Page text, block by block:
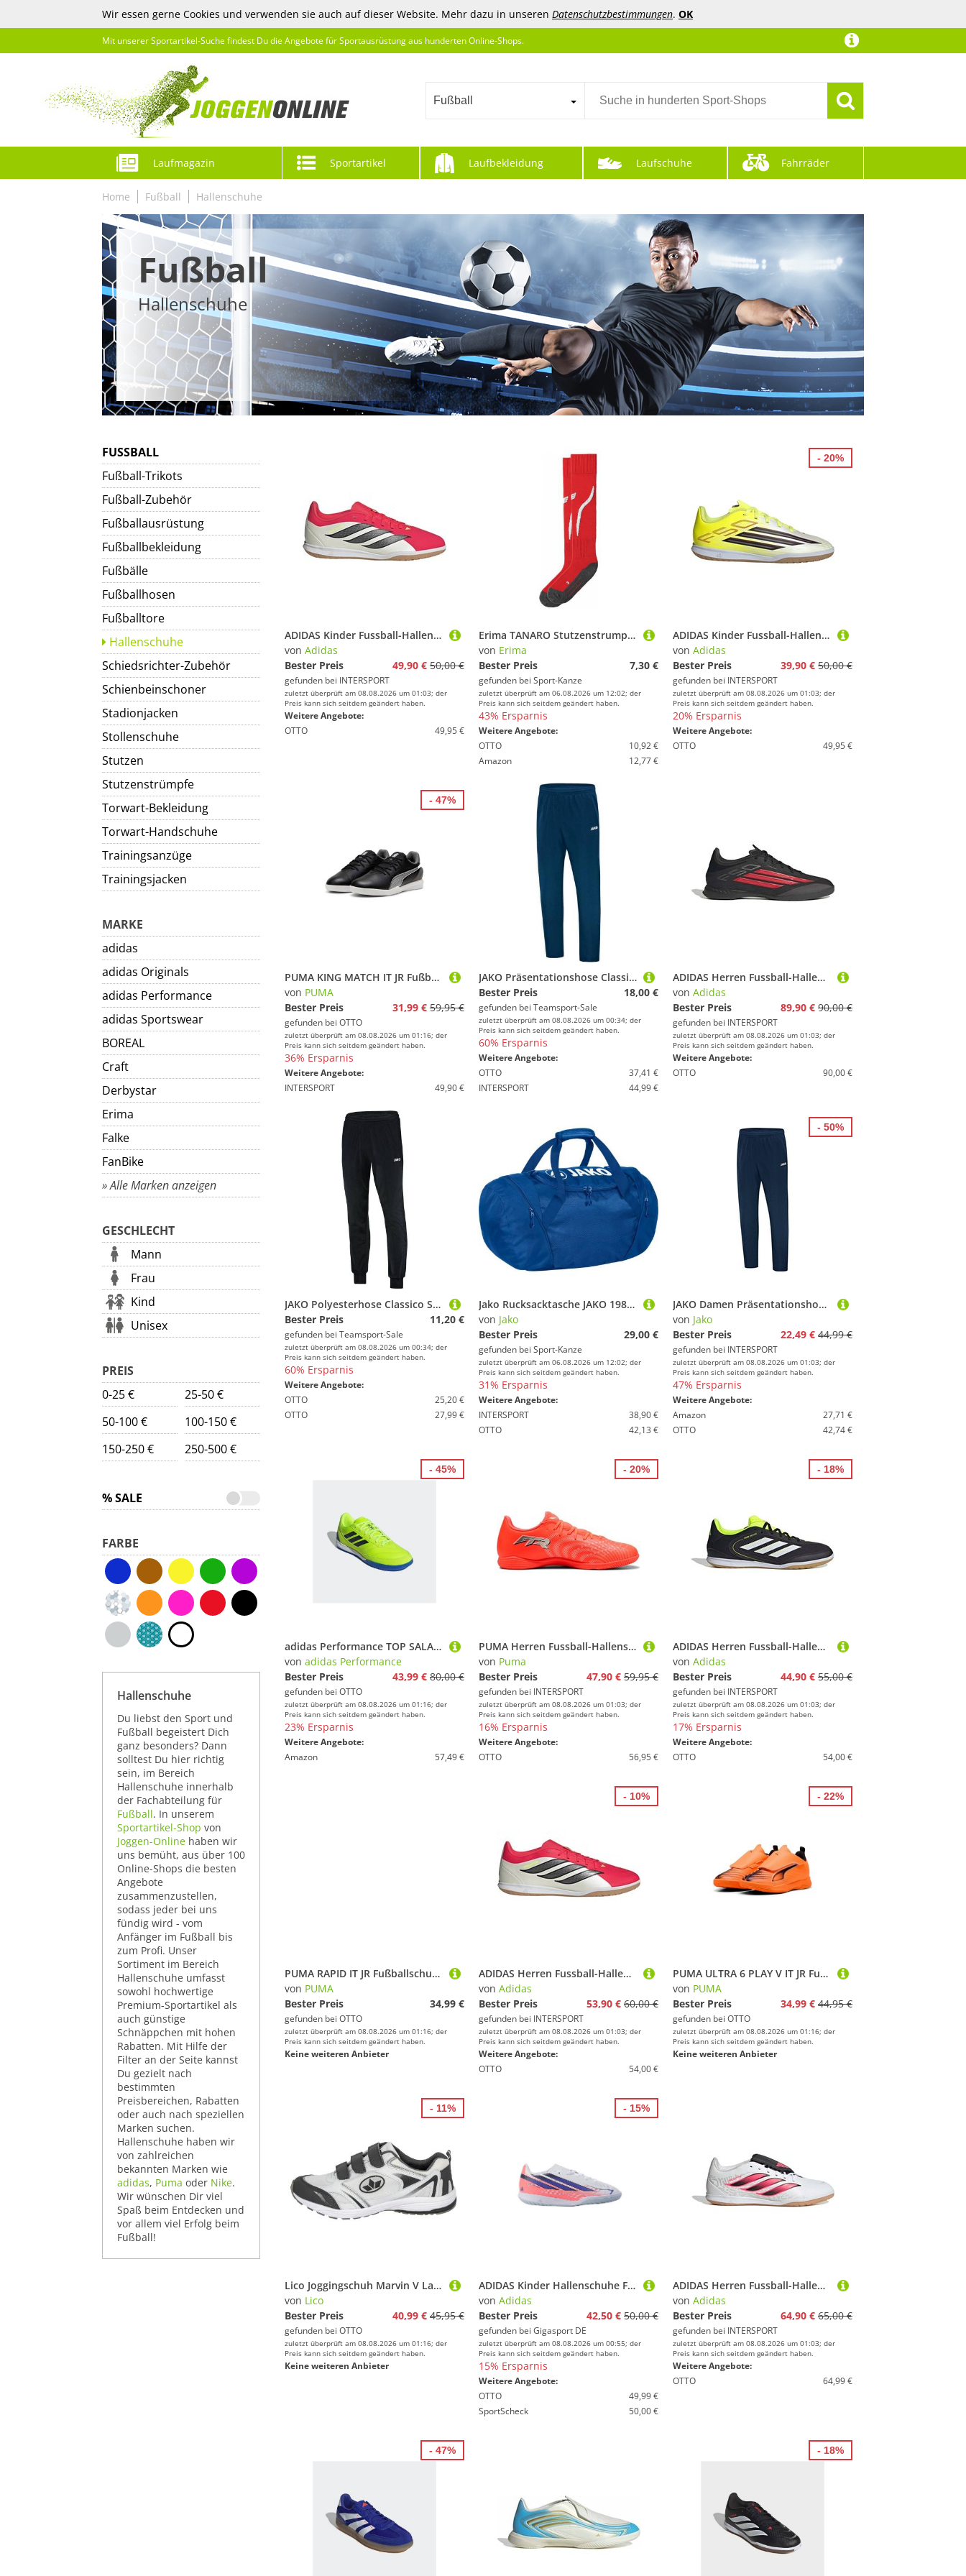
Wir essen gerne Cookies und verwenden sie auch auf dieser Website. Mehr dazu in unseren Datenschutzbestimmungen. OK
Mit unserer Sportartikel-Suche findest Du die Angebote für Sportausrüstung aus hunderten Online-Shops.
Fußball
Laufmagazin Sportartikel Laufbekleidung Laufschuhe Fahrräder
Home Fußball Hallenschuhe
Fußball
Hallenschuhe
FUSSBALL
Fußball-Trikots
Fußball-Zubehör
Fußballausrüstung
Fußballbekleidung
Fußbälle
Fußballhosen
Fußballtore
Hallenschuhe
Schiedsrichter-Zubehör
Schienbeinschoner
Stadionjacken
Stollenschuhe
Stutzen
Stutzenstrümpfe
Torwart-Bekleidung
Torwart-Handschuhe
Trainingsanzüge
Trainingsjacken
MARKE
adidas
adidas Originals
adidas Performance
adidas Sportswear
BOREAL
Craft
Derbystar
Erima
Falke
FanBike
» Alle Marken anzeigen
GESCHLECHT
Mann
Frau
Kind
Unisex
PREIS
0-25 €
25-50 €
50-100 €
100-150 €
150-250 €
250-500 €
% SALE
FARBE
Hallenschuhe
Du liebst den Sport und
Fußball begeistert Dich
ganz besonders? Dann
solltest Du hier richtig
sein, im Bereich
Hallenschuhe innerhalb
der Fachabteilung für
Fußball. In unserem
Sportartikel-Shop von
Joggen-Online haben wir
uns bemüht, aus über 100
Online-Shops die besten
Angebote
zusammenzustellen,
sodass jeder bei uns
fündig wird - vom
Anfänger im Fußball bis
zum Profi. Unser
Sortiment im Bereich
Hallenschuhe umfasst
sowohl hochwertige
Premium-Sportartikel als
auch günstige
Schnäppchen mit hohen
Rabatten. Mit Hilfe der
Filter an der Seite kannst
Du gezielt nach
bestimmten
Preisbereichen, Rabatten
oder auch nach speziellen
Marken suchen.
Hallenschuhe haben wir
von zahlreichen
bekannten Marken wie
adidas, Puma oder Nike.
Wir wünschen Dir viel
Spaß beim Entdecken und
vor allem viel Erfolg beim
Fußball!
ADIDAS Kinder Fussball-Hallenschuhe PREDATOR CLUB Sala Indoor Kids
von Adidas
Bester Preis
49,90 € 50,00 €
gefunden bei INTERSPORT
zuletzt überprüft am 08.08.2026 um 01:03; der
Preis kann sich seitdem geändert haben.
Weitere Angebote:
OTTO
49,95 €
Erima TANARO Stutzenstrumpf rot/wei? 318371 Gr. 0
von Erima
Bester Preis
7,30 €
gefunden bei Sport-Kanze
zuletzt überprüft am 06.08.2026 um 12:02; der
Preis kann sich seitdem geändert haben.
43% Ersparnis
Weitere Angebote:
OTTO
10,92 €
Amazon
12,77 €
ADIDAS Kinder Fussball-Hallenschuhe F50 CLUB Kids Indoor
von Adidas
Bester Preis
39,90 € 50,00 €
gefunden bei INTERSPORT
zuletzt überprüft am 08.08.2026 um 01:03; der
Preis kann sich seitdem geändert haben.
20% Ersparnis
Weitere Angebote:
OTTO
49,95 €
- 20%
PUMA KING MATCH IT JR Fußballschuh für Halle und Straße, für Jugendliche
von PUMA
Bester Preis
31,99 € 59,95 €
gefunden bei OTTO
zuletzt überprüft am 08.08.2026 um 01:16; der
Preis kann sich seitdem geändert haben.
36% Ersparnis
Weitere Angebote:
INTERSPORT
49,90 €
- 47%
JAKO Präsentationshose Classico S Nightblue
Bester Preis
18,00 €
gefunden bei Teamsport-Sale
zuletzt überprüft am 08.08.2026 um 00:34; der
Preis kann sich seitdem geändert haben.
60% Ersparnis
Weitere Angebote:
OTTO
37,41 €
INTERSPORT
44,99 €
ADIDAS Herren Fussball-Hallenschuhe F50 LEAGUE
von Adidas
Bester Preis
89,90 € 90,00 €
gefunden bei INTERSPORT
zuletzt überprüft am 08.08.2026 um 01:03; der
Preis kann sich seitdem geändert haben.
Weitere Angebote:
OTTO
90,00 €
JAKO Polyesterhose Classico Schwarz M
Bester Preis
11,20 €
gefunden bei Teamsport-Sale
zuletzt überprüft am 08.08.2026 um 00:34; der
Preis kann sich seitdem geändert haben.
60% Ersparnis
Weitere Angebote:
OTTO
25,20 €
OTTO
27,99 €
Jako Rucksacktasche JAKO 1989-04 royal Gr. L
von Jako
Bester Preis
29,00 €
gefunden bei Sport-Kanze
zuletzt überprüft am 06.08.2026 um 12:02; der
Preis kann sich seitdem geändert haben.
31% Ersparnis
Weitere Angebote:
INTERSPORT
38,90 €
OTTO
42,13 €
JAKO Damen Präsentationshose Classico Damen
von Jako
Bester Preis
22,49 € 44,99 €
gefunden bei INTERSPORT
zuletzt überprüft am 08.08.2026 um 01:03; der
Preis kann sich seitdem geändert haben.
47% Ersparnis
Weitere Angebote:
Amazon
27,71 €
OTTO
42,74 €
- 50%
adidas Performance TOP SALA COMPETITION 2 IN Fußballschuh für Halle und Straße
von adidas Performance
Bester Preis
43,99 € 80,00 €
gefunden bei OTTO
zuletzt überprüft am 08.08.2026 um 01:16; der
Preis kann sich seitdem geändert haben.
23% Ersparnis
Weitere Angebote:
Amazon
57,49 €
- 45%
PUMA Herren Fussball-Hallenschuhe FUTURE 9 PLAY IT
von Puma
Bester Preis
47,90 € 59,95 €
gefunden bei INTERSPORT
zuletzt überprüft am 08.08.2026 um 01:03; der
Preis kann sich seitdem geändert haben.
16% Ersparnis
Weitere Angebote:
OTTO
56,95 €
- 20%
ADIDAS Herren Fussball-Hallenschuhe Copa Court Club Indoor
von Adidas
Bester Preis
44,90 € 55,00 €
gefunden bei INTERSPORT
zuletzt überprüft am 08.08.2026 um 01:03; der
Preis kann sich seitdem geändert haben.
17% Ersparnis
Weitere Angebote:
OTTO
54,00 €
- 18%
PUMA RAPID IT JR Fußballschuh für Halle und Straße, für Jugendliche
von PUMA
Bester Preis
34,99 €
gefunden bei OTTO
zuletzt überprüft am 08.08.2026 um 01:16; der
Preis kann sich seitdem geändert haben.
Keine weiteren Anbieter
ADIDAS Herren Fussball-Hallenschuhe PREDATOR CLUB Sala Indoor
von Adidas
Bester Preis
53,90 € 60,00 €
gefunden bei INTERSPORT
zuletzt überprüft am 08.08.2026 um 01:03; der
Preis kann sich seitdem geändert haben.
Weitere Angebote:
OTTO
54,00 €
- 10%
PUMA ULTRA 6 PLAY V IT JR Fußballschuh für Halle und Straße, für Jugendliche
von PUMA
Bester Preis
34,99 € 44,95 €
gefunden bei OTTO
zuletzt überprüft am 08.08.2026 um 01:16; der
Preis kann sich seitdem geändert haben.
Keine weiteren Anbieter
- 22%
Lico Joggingschuh Marvin V Laufschuh
von Lico
Bester Preis
40,99 € 45,95 €
gefunden bei OTTO
zuletzt überprüft am 08.08.2026 um 01:16; der
Preis kann sich seitdem geändert haben.
Keine weiteren Anbieter
- 11%
ADIDAS Kinder Hallenschuhe F50 Hyperfast Club In weiss | 33
von Adidas
Bester Preis
42,50 € 50,00 €
gefunden bei Gigasport DE
zuletzt überprüft am 08.08.2026 um 00:55; der
Preis kann sich seitdem geändert haben.
15% Ersparnis
Weitere Angebote:
OTTO
49,99 €
SportScheck
50,00 €
- 15%
ADIDAS Herren Fussball-Hallenschuhe PREDATOR CLUB FT IN SALA
von Adidas
Bester Preis
64,90 € 65,00 €
gefunden bei INTERSPORT
zuletzt überprüft am 08.08.2026 um 01:03; der
Preis kann sich seitdem geändert haben.
Weitere Angebote:
OTTO
64,99 €
- 47% - 18%